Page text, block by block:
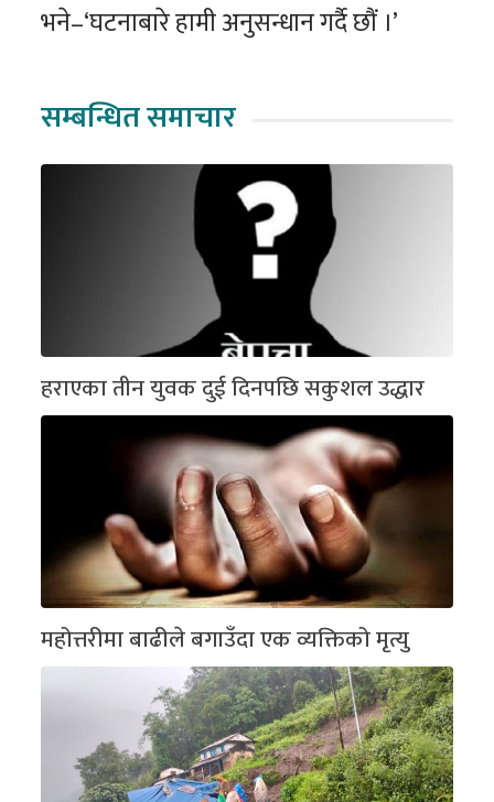
भने–‘घटनाबारे हामी अनुसन्धान गर्दै छौं ।’
सम्बन्धित समाचार
हराएका तीन युवक दुई दिनपछि सकुशल उद्धार
महोत्तरीमा बाढीले बगाउँदा एक व्यक्तिको मृत्यु